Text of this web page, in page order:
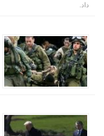
داد.